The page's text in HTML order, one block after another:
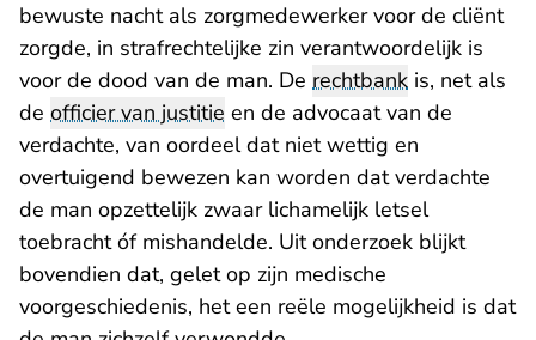
bewuste nacht als zorgmedewerker voor de cliënt
zorgde, in strafrechtelijke zin verantwoordelijk is
voor de dood van de man. De rechtbank is, net als
de officier van justitie en de advocaat van de
verdachte, van oordeel dat niet wettig en
overtuigend bewezen kan worden dat verdachte
de man opzettelijk zwaar lichamelijk letsel
toebracht óf mishandelde. Uit onderzoek blijkt
bovendien dat, gelet op zijn medische
voorgeschiedenis, het een reële mogelijkheid is dat